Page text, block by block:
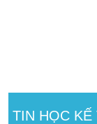
TIN HỌC